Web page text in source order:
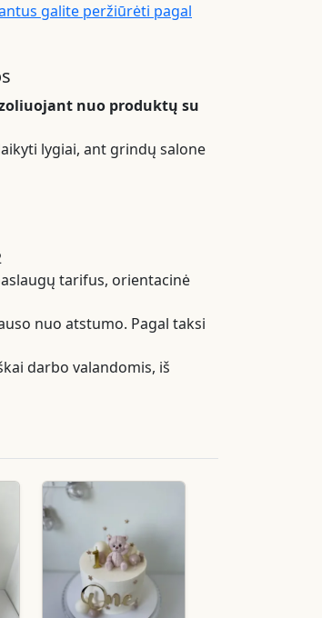
galite peržiūrėti pagal
nuo produktų su
lygiai, ant grindų salone
tarifus, orientacinė
nuo atstumo. Pagal taksi
darbo valandomis, iš